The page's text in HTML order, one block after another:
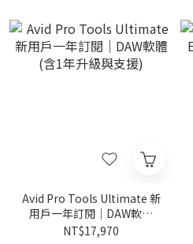
Avid Pro Tools Ultimate 新
用戶一年訂閱｜DAW軟體
(含1年升級與支援)
NT$17,970